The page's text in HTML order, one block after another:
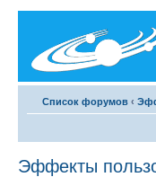
Список форумов ‹
Эффекты